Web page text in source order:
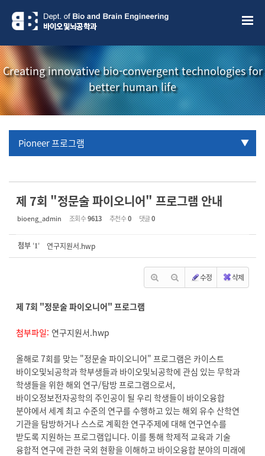
Creating innovative bio-convergent technologies for
better human life
Pioneer 프로그램
학부생 국제학술대회 참관프로그램
제 7회 "정문술 파이오니어" 프로그램 안내
bioeng_admin 조회 수9613 추천 수0 댓글0
첨부 '1' 연구지원서.hwp
수정 삭제
제 7회 "정문술 파이오니어" 프로그램
첨부파일: 연구지원서.hwp
올해로 7회를 맞는 "정문술 파이오니어" 프로그램은 카이스트
바이오및뇌공학과 학부생들과 바이오및뇌공학에 관심 있는 무학과
학생들을 위한 해외 연구/탐방 프로그램으로서,
바이오정보전자공학의 주인공이 될 우리 학생들이 바이오융합
분야에서 세계 최고 수준의 연구를 수행하고 있는 해외 유수 산학연
기관을 탐방하거나 스스로 계획한 연구주제에 대해 연구연수를
받도록 지원하는 프로그램입니다. 이를 통해 학제적 교육과 기술
융합적 연구에 관한 국외 현황을 이해하고 바이오융합 분야의 미래에